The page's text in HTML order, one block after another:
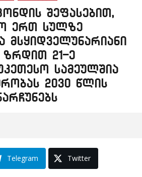
შეფასებით,
ერთ სულზე
მსყიდველუნარიანი
ზრდით 21-ე
სამეულშია
2030 წლის
Telegram Twitter